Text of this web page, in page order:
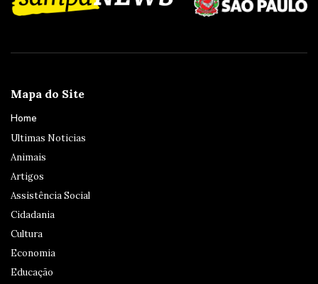
Mapa do Site
Home
Ultimas Noticias
Animais
Artigos
Assistência Social
Cidadania
Cultura
Economia
Educação